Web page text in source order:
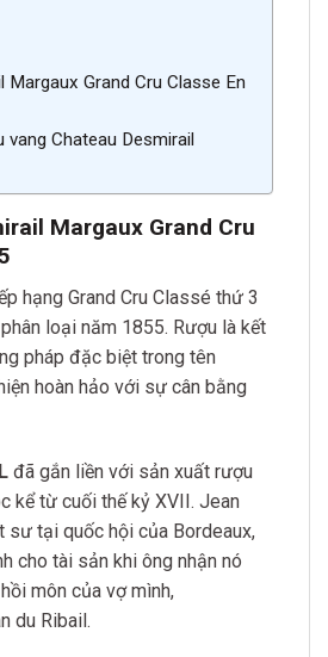
Margaux Grand Cru Classe En
Chateau Desmirail
Margaux Grand Cru
hạng Grand Cru Classé thứ 3
loại năm 1855. Rượu là kết
pháp đặc biệt trong tên
hoàn hảo với sự cân bằng
đã gắn liền với sản xuất rượu
kể từ cuối thế kỷ XVII. Jean
sư tại quốc hội của Bordeaux,
cho tài sản khi ông nhận nó
môn của vợ mình,
du Ribail.